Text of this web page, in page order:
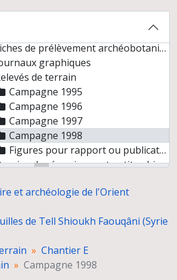
de prélèvement archéobotanique
graphiques
de terrain
Campagne 1995
Campagne 1996
Campagne 1997
Campagne 1998
Figures pour rapport ou publication
de céramiques et petits objets
G
la documentation
la mission
et archéologie de l'Orient
de Tell Shioukh Faouqâni (Syrie
Chantier E
Campagne 1998